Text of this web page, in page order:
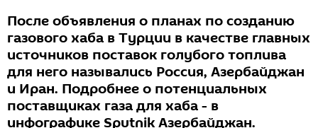
После объявления о планах по созданию
газового хаба в Турции в качестве главных
источников поставок голубого топлива
для него назывались Россия, Азербайджан
и Иран. Подробнее о потенциальных
поставщиках газа для хаба - в
инфографике Sputnik Азербайджан.